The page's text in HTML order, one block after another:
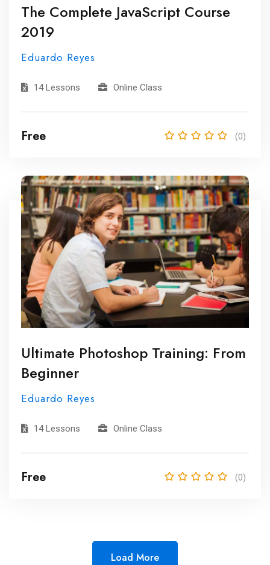
The Complete JavaScript Course
2019
Eduardo Reyes
14 Lessons Online Class
Free (0)
Ultimate Photoshop Training: From
Beginner
Eduardo Reyes
14 Lessons Online Class
Free (0)
Load More